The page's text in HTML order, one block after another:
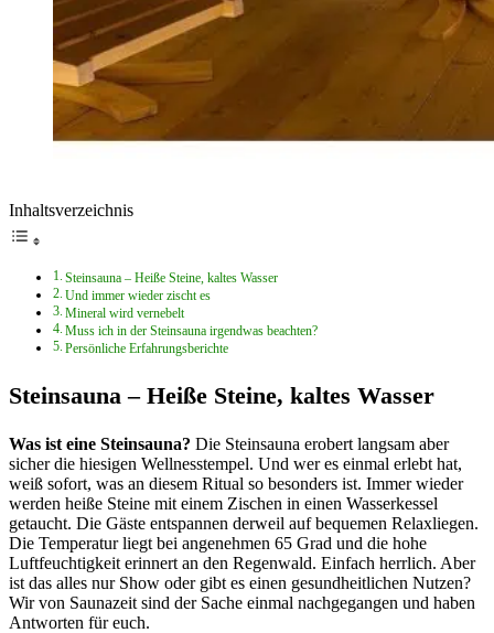
Inhaltsverzeichnis
Steinsauna – Heiße Steine, kaltes Wasser
Und immer wieder zischt es
Mineral wird vernebelt
Muss ich in der Steinsauna irgendwas beachten?
Persönliche Erfahrungsberichte
Steinsauna – Heiße Steine, kaltes Wasser
Was ist eine Steinsauna? Die Steinsauna erobert langsam aber
sicher die hiesigen Wellnesstempel. Und wer es einmal erlebt hat,
weiß sofort, was an diesem Ritual so besonders ist. Immer wieder
werden heiße Steine mit einem Zischen in einen Wasserkessel
getaucht. Die Gäste entspannen derweil auf bequemen Relaxliegen.
Die Temperatur liegt bei angenehmen 65 Grad und die hohe
Luftfeuchtigkeit erinnert an den Regenwald. Einfach herrlich. Aber
ist das alles nur Show oder gibt es einen gesundheitlichen Nutzen?
Wir von Saunazeit sind der Sache einmal nachgegangen und haben
Antworten für euch.